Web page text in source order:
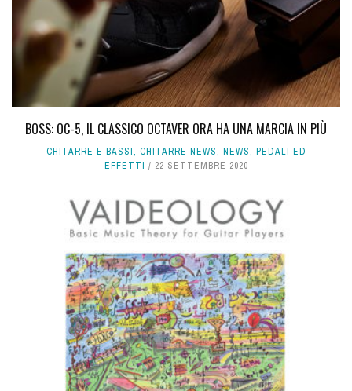
BOSS: OC-5, IL CLASSICO OCTAVER ORA HA UNA MARCIA IN PIÙ
CHITARRE E BASSI, CHITARRE NEWS, NEWS, PEDALI ED
EFFETTI
22 SETTEMBRE 2020